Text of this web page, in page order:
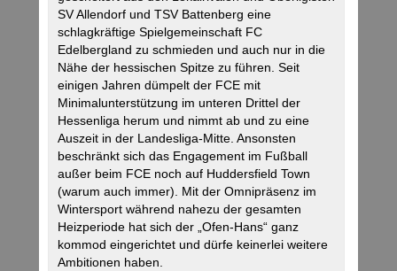
SV Allendorf und TSV Battenberg eine
schlagkräftige Spielgemeinschaft FC
Edelbergland zu schmieden und auch nur in die
Nähe der hessischen Spitze zu führen. Seit
einigen Jahren dümpelt der FCE mit
Minimalunterstützung im unteren Drittel der
Hessenliga herum und nimmt ab und zu eine
Auszeit in der Landesliga-Mitte. Ansonsten
beschränkt sich das Engagement im Fußball
außer beim FCE noch auf Huddersfield Town
(warum auch immer). Mit der Omnipräsenz im
Wintersport während nahezu der gesamten
Heizperiode hat sich der „Ofen-Hans“ ganz
kommod eingerichtet und dürfe keinerlei weitere
Ambitionen haben.